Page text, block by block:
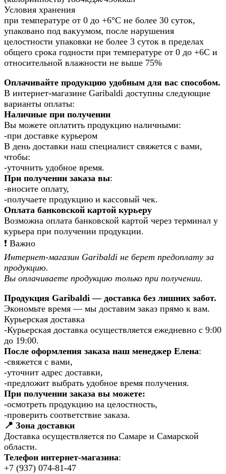
Условия хранения
при температуре от 0 до +6°С не более 30 суток,
упаковано под вакуумом, после нарушения
целостности упаковки не более 3 суток в пределах
общего срока годности при температуре от 0 до +6С и
относительной влажности не выше 75%
Оплачивайте продукцию удобным для вас способом.
В интернет-магазине Garibaldi доступны следующие
варианты оплаты:
Наличные при получении
Вы можете оплатить продукцию наличными:
-при доставке курьером
В день доставки наш специалист свяжется с вами,
чтобы:
-уточнить удобное время.
При получении заказа вы:
-вносите оплату,
-получаете продукцию и кассовый чек.
Оплата банковской картой курьеру
Возможна оплата банковской картой через терминал у
курьера при получении продукции.
❗️ Важно
Интернет-магазин Garibaldi не берет предоплату за
продукцию.
Вы оплачиваете продукцию только при получении.
Продукция Garibaldi — доставка без лишних забот.
Экономьте время — мы доставим заказ прямо к вам.
Курьерская доставка
-Курьерская доставка осуществляется ежедневно с 9:00
до 19:00.
После оформления заказа наш менеджер Елена:
-свяжется с вами,
-уточнит адрес доставки,
-предложит выбрать удобное время получения.
При получении заказа вы можете:
-осмотреть продукцию на целостность,
-проверить соответствие заказа.
📍 Зона доставки
Доставка осуществляется по Самаре и Самарской
области.
Телефон интернет-магазина:
+7 (937) 074-81-47